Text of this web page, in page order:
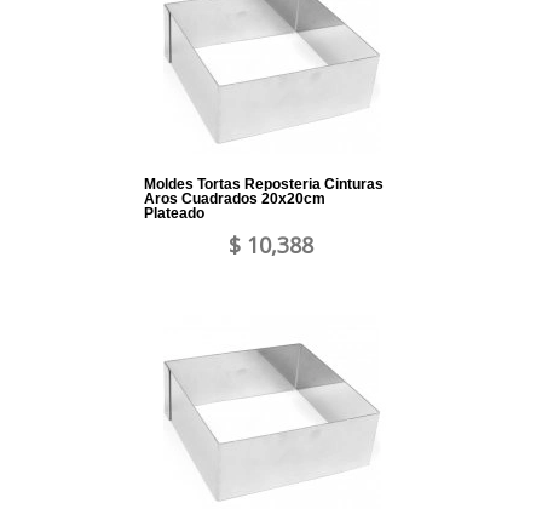
Moldes Tortas Reposteria Cinturas
Aros Cuadrados 20x20cm
Plateado
$ 10,388